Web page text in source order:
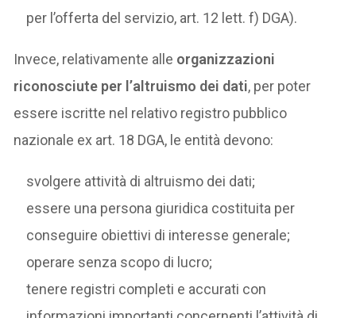
per l’offerta del servizio, art. 12 lett. f) DGA).
Invece, relativamente alle organizzazioni
riconosciute per l’altruismo dei dati, per poter
essere iscritte nel relativo registro pubblico
nazionale ex art. 18 DGA, le entità devono:
svolgere attività di altruismo dei dati;
essere una persona giuridica costituita per
conseguire obiettivi di interesse generale;
operare senza scopo di lucro;
tenere registri completi e accurati con